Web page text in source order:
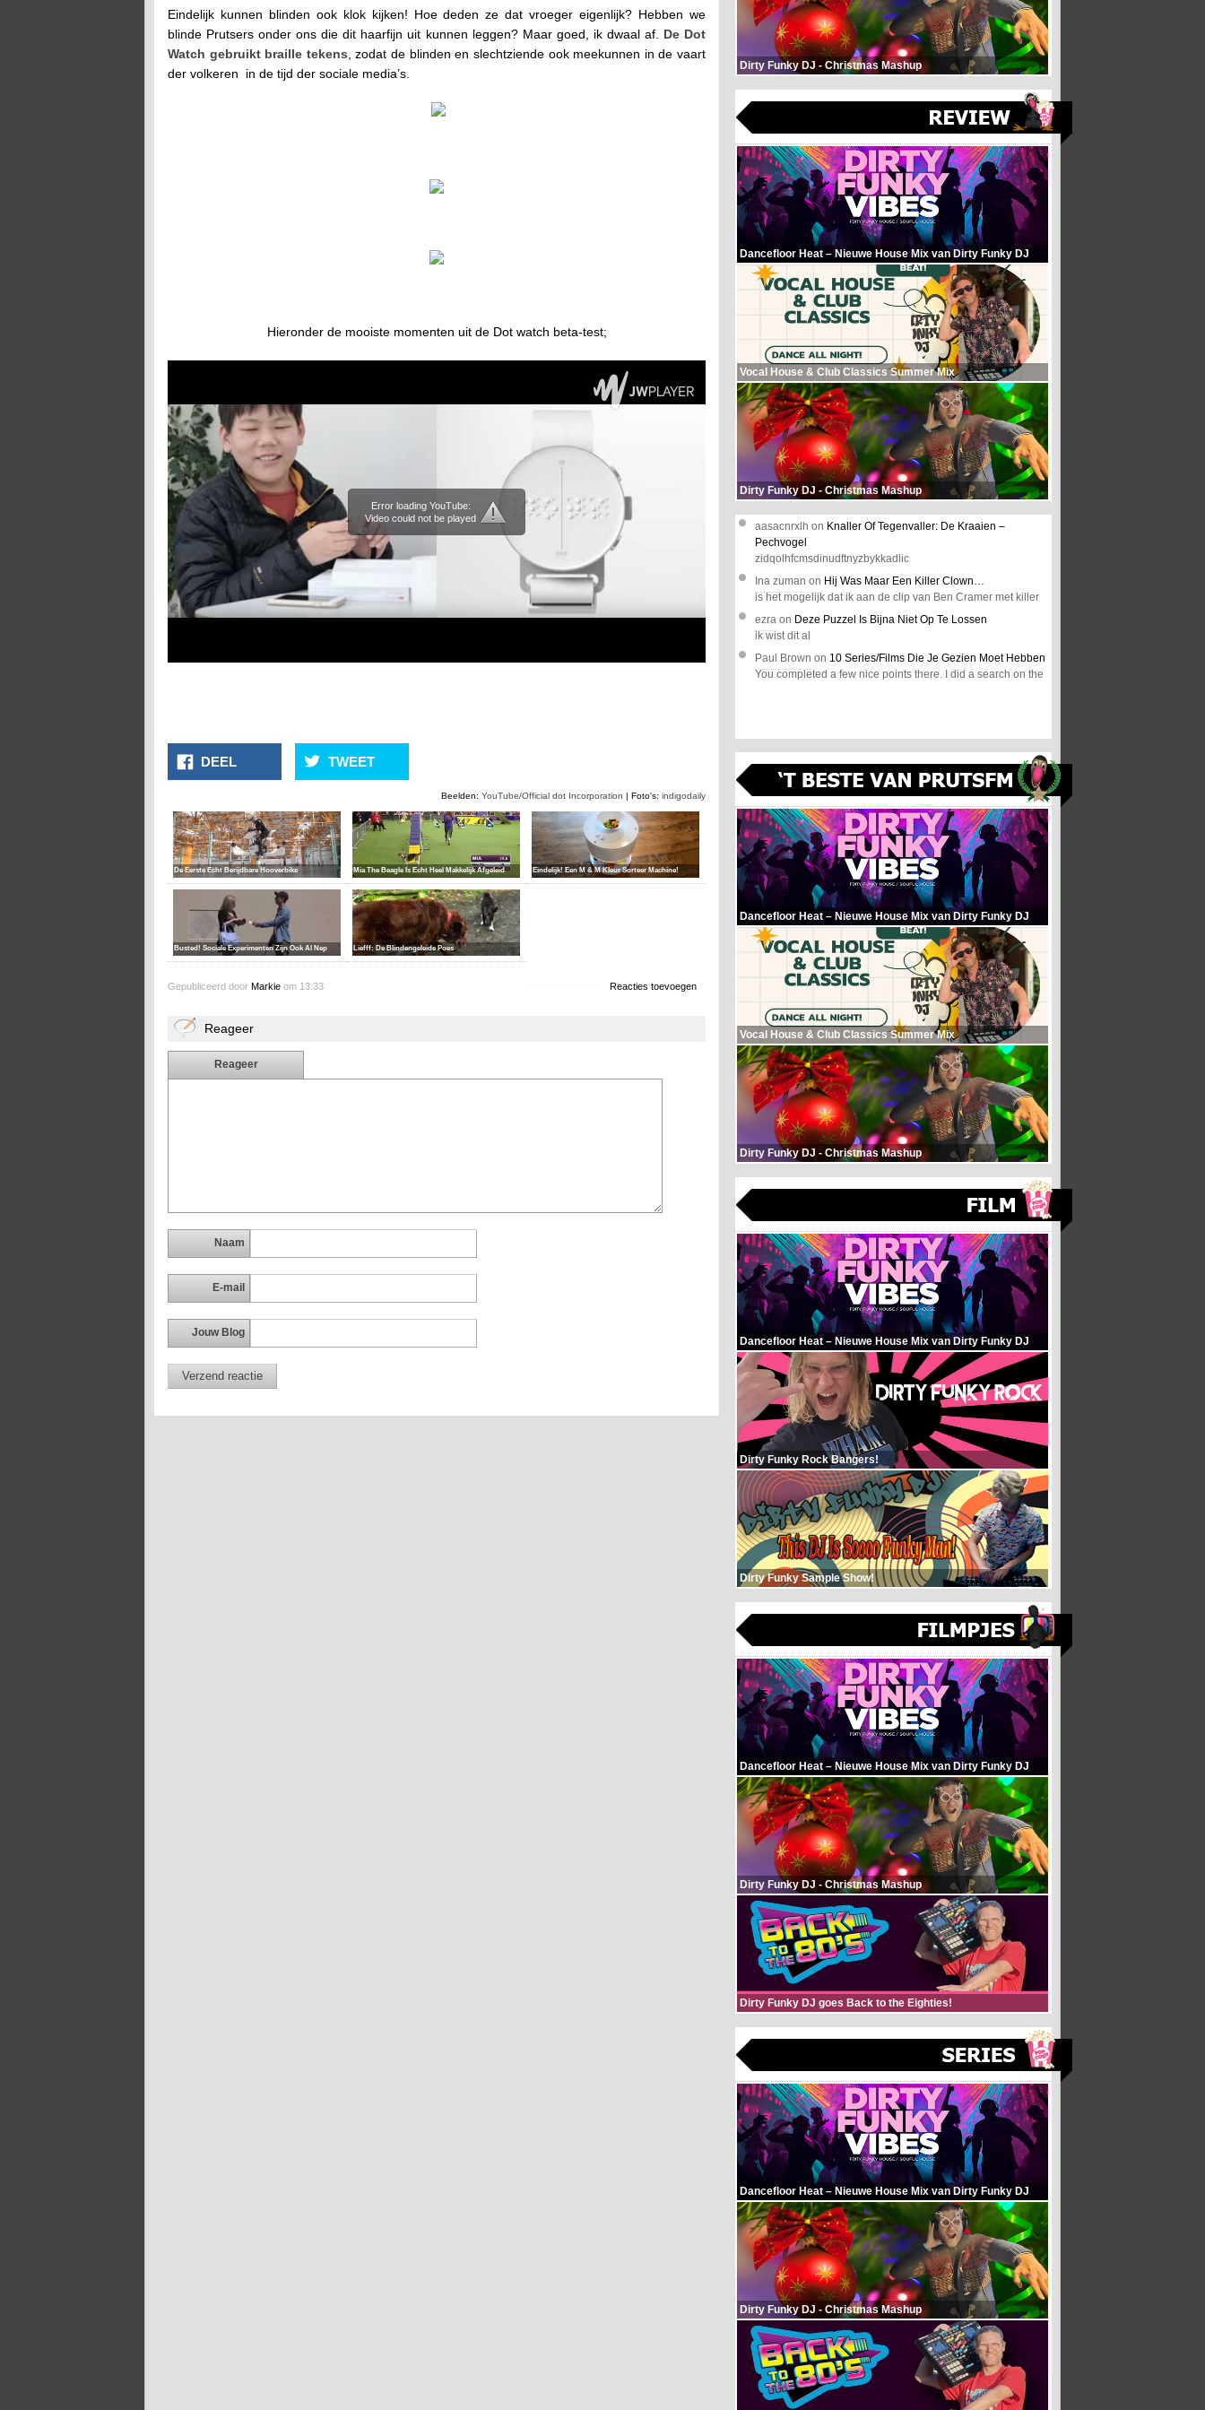
Eindelijk kunnen blinden ook klok kijken! Hoe deden ze dat vroeger eigenlijk? Hebben we
blinde Prutsers onder ons die dit haarfijn uit kunnen leggen? Maar goed, ik dwaal af. De Dot
Watch gebruikt braille tekens , zodat de blinden en slechtziende ook meekunnen in de vaart
der volkeren in de tijd der sociale media’s.
Hieronder de mooiste momenten uit de Dot watch beta-test;
Error loading YouTube:
Video could not be played
DEEL TWEET
Beelden: YouTube/Official dot Incorporation | Foto's: indigodaily
De Eerste Echt Berijdbare Hooverbike Mia The Beagle Is Echt Heel Makkelijk Afgeleid Eindelijk! Een M & M Kleur Sorteer Machine!
Busted! Sociale Experimenten Zijn Ook Al Nep Liefff: De Blindengeleide Poes
Gepubliceerd door Markie om 13:33 Reacties toevoegen
Reageer
Reageer
Naam
E-mail
Jouw Blog
Dirty Funky DJ - Christmas Mashup
Dancefloor Heat – Nieuwe House Mix van Dirty Funky DJ
Vocal House & Club Classics Summer Mix
Dirty Funky DJ - Christmas Mashup
aasacnrxlh on Knaller Of Tegenvaller: De Kraaien –
Pechvogel
zidqolhfcmsdinudftnyzbykkadlic
Ina zuman on Hij Was Maar Een Killer Clown…
is het mogelijk dat ik aan de clip van Ben Cramer met killer
ezra on Deze Puzzel Is Bijna Niet Op Te Lossen
ik wist dit al
Paul Brown on 10 Series/Films Die Je Gezien Moet Hebben
You completed a few nice points there. I did a search on the
Dancefloor Heat – Nieuwe House Mix van Dirty Funky DJ
Vocal House & Club Classics Summer Mix
Dirty Funky DJ - Christmas Mashup
Dancefloor Heat – Nieuwe House Mix van Dirty Funky DJ
Dirty Funky Rock Bangers!
Dirty Funky Sample Show!
Dancefloor Heat – Nieuwe House Mix van Dirty Funky DJ
Dirty Funky DJ - Christmas Mashup
Dirty Funky DJ goes Back to the Eighties!
Dancefloor Heat – Nieuwe House Mix van Dirty Funky DJ
Dirty Funky DJ - Christmas Mashup